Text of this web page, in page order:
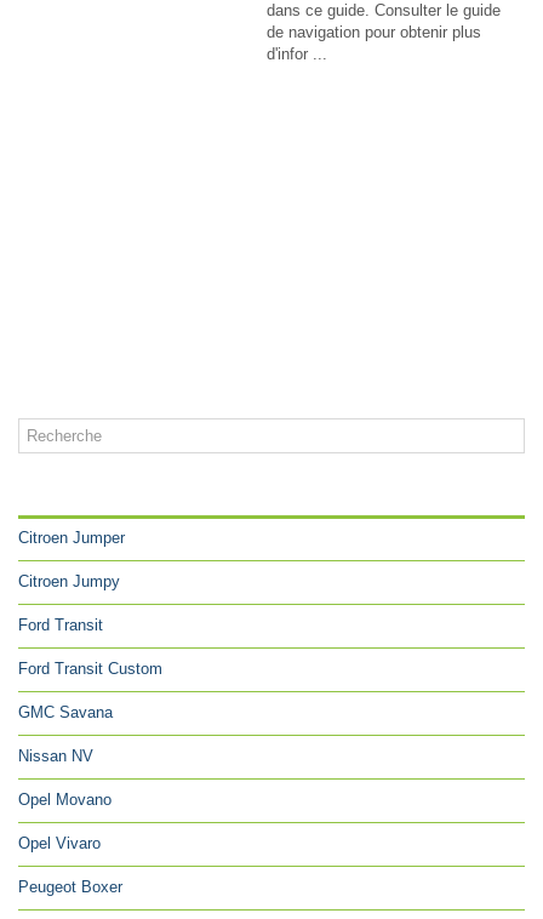
dans ce guide. Consulter le guide
de navigation pour obtenir plus
d'infor ...
Citroen Jumper
Citroen Jumpy
Ford Transit
Ford Transit Custom
GMC Savana
Nissan NV
Opel Movano
Opel Vivaro
Peugeot Boxer